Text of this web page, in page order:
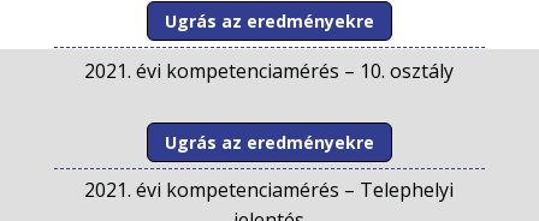
Ugrás az eredményekre
2021. évi kompetenciamérés – 10. osztály
Ugrás az eredményekre
2021. évi kompetenciamérés – Telephelyi